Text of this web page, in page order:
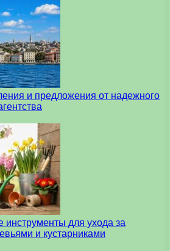
и предложения от надежного
для ухода за
и кустарниками